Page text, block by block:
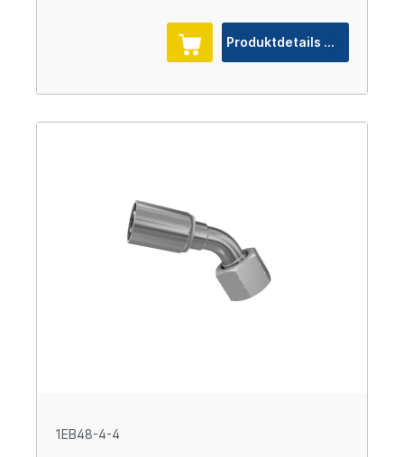
Produktdetails
1EB48-4-4